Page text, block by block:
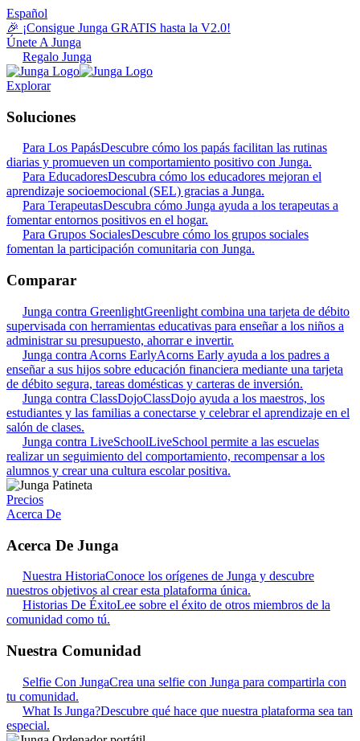
Español
🎉 ¡Consigue Junga GRATIS hasta la V2.0!
Únete A Junga
Regalo Junga
Explorar
Soluciones
Para Los PapásDescubre cómo los papás facilitan las rutinas
diarias y promueven un comportamiento positivo con Junga.
Para EducadoresDescubra cómo los educadores mejoran el
aprendizaje socioemocional (SEL) gracias a Junga.
Para TerapeutasDescubra cómo Junga ayuda a los terapeutas a
fomentar entornos positivos en el hogar.
Para Grupos SocialesDescubre cómo los grupos sociales
fomentan la participación comunitaria con Junga.
Comparar
Junga contra GreenlightGreenlight combina una tarjeta de débito
supervisada con herramientas educativas para enseñar a los niños a
administrar su presupuesto, ahorrar e invertir.
Junga contra Acorns EarlyAcorns Early ayuda a los padres a
enseñar a sus hijos sobre educación financiera mediante una tarjeta
de débito segura, tareas domésticas y carteras de inversión.
Junga contra ClassDojoClassDojo ayuda a los maestros, los
estudiantes y las familias a conectarse y celebrar el aprendizaje en el
salón de clases.
Junga contra LiveSchoolLiveSchool permite a las escuelas
realizar un seguimiento del comportamiento, recompensar a los
alumnos y crear una cultura escolar positiva.
Precios
Acerca De
Acerca De Junga
Nuestra HistoriaConoce los orígenes de Junga y descubre
nuestros objetivos al crear esta plataforma única.
Historias De ÉxitoLee sobre el éxito de otros miembros de la
comunidad como tú.
Nuestra Comunidad
Selfie Con JungaCrea una selfie con Junga para compartirla con
tu comunidad.
What Is Junga?Descubre qué hace que nuestra plataforma sea tan
especial.